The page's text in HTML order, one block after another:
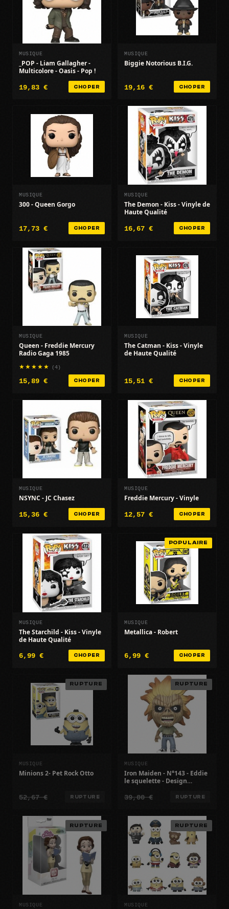
MUSIQUE
_POP - Liam Gallagher -
Multicolore - Oasis - Pop !
19,83 € CHOPER
MUSIQUE
Biggie Notorious B.I.G.
19,16 € CHOPER
MUSIQUE
300 - Queen Gorgo
17,73 € CHOPER
MUSIQUE
The Demon - Kiss - Vinyle de
Haute Qualité
16,67 € CHOPER
MUSIQUE
Queen - Freddie Mercury
Radio Gaga 1985
(4)
15,89 € CHOPER
MUSIQUE
The Catman - Kiss - Vinyle
de Haute Qualité
15,51 € CHOPER
MUSIQUE
NSYNC - JC Chasez
15,36 € CHOPER
MUSIQUE
Freddie Mercury - Vinyle
12,57 € CHOPER
MUSIQUE
The Starchild - Kiss - Vinyle
de Haute Qualité
6,99 € CHOPER
POPULAIRE
MUSIQUE
Metallica - Robert
6,99 € CHOPER
RUPTURE
MUSIQUE
Minions 2- Pet Rock Otto
52,67 € RUPTURE
RUPTURE
MUSIQUE
Iron Maiden - N°143 - Eddie
le squelette - Design
39,00 € RUPTURE
RUPTURE
MUSIQUE
RUPTURE
MUSIQUE